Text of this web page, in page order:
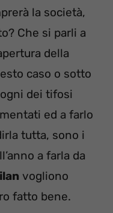
la società,
Che si parli a
della
caso o sotto
dei tifosi
ed a farlo
tutta, sono i
a farla da
vogliono
fatto bene.